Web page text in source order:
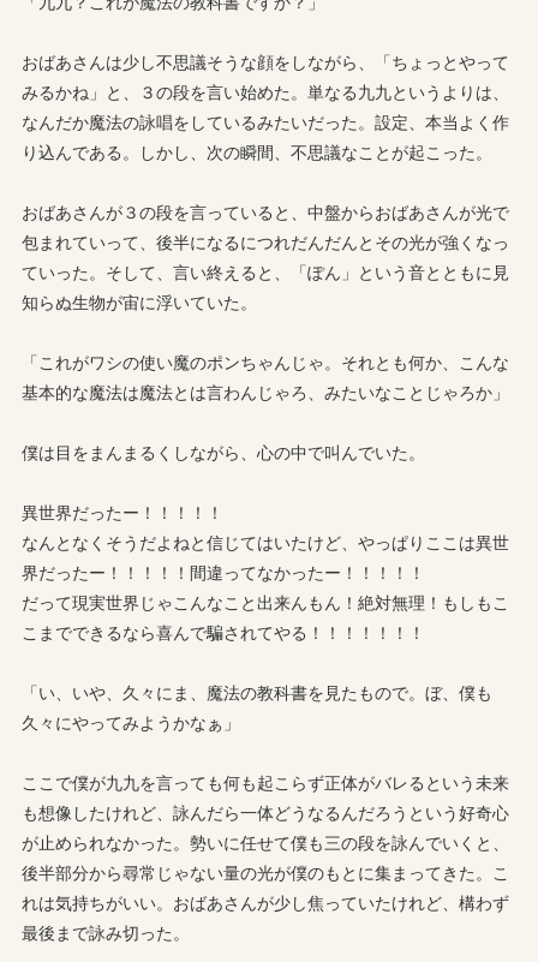
おばあさんは少し不思議そうな顔をしながら、「ちょっとやって
みるかね」と、３の段を言い始めた。単なる九九というよりは、
なんだか魔法の詠唱をしているみたいだった。設定、本当よく作
り込んである。しかし、次の瞬間、不思議なことが起こった。
おばあさんが３の段を言っていると、中盤からおばあさんが光で
包まれていって、後半になるにつれだんだんとその光が強くなっ
ていった。そして、言い終えると、「ぽん」という音とともに見
知らぬ生物が宙に浮いていた。
「これがワシの使い魔のポンちゃんじゃ。それとも何か、こんな
基本的な魔法は魔法とは言わんじゃろ、みたいなことじゃろか」
僕は目をまんまるくしながら、心の中で叫んでいた。
異世界だったー！！！！！
なんとなくそうだよねと信じてはいたけど、やっぱりここは異世
界だったー！！！！！間違ってなかったー！！！！！
だって現実世界じゃこんなこと出来んもん！絶対無理！もしもこ
こまでできるなら喜んで騙されてやる！！！！！！！
「い、いや、久々にま、魔法の教科書を見たもので。ぼ、僕も
久々にやってみようかなぁ」
ここで僕が九九を言っても何も起こらず正体がバレるという未来
も想像したけれど、詠んだら一体どうなるんだろうという好奇心
が止められなかった。勢いに任せて僕も三の段を詠んでいくと、
後半部分から尋常じゃない量の光が僕のもとに集まってきた。こ
れは気持ちがいい。おばあさんが少し焦っていたけれど、構わず
最後まで詠み切った。